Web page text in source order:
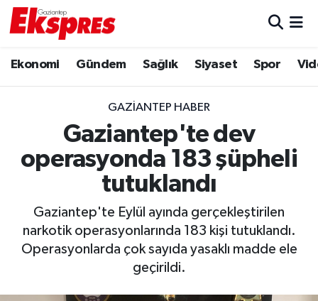
Ekonomi Gündem Sağlık Siyaset Spor
GAZIANTEP HABER
Gaziantep'te dev
operasyonda 183 şüpheli
tutuklandı
Gaziantep'te Eylül ayında gerçekleştirilen
narkotik operasyonlarında 183 kişi tutuklandı.
Operasyonlarda çok sayıda yasaklı madde ele
geçirildi.
Ekonomi
Gaziantep son dakika
Genel
Haberler
Trafik Durumu
Puan Durumu ve Fikstür
Tüm Manşetler
Haber Arşivi